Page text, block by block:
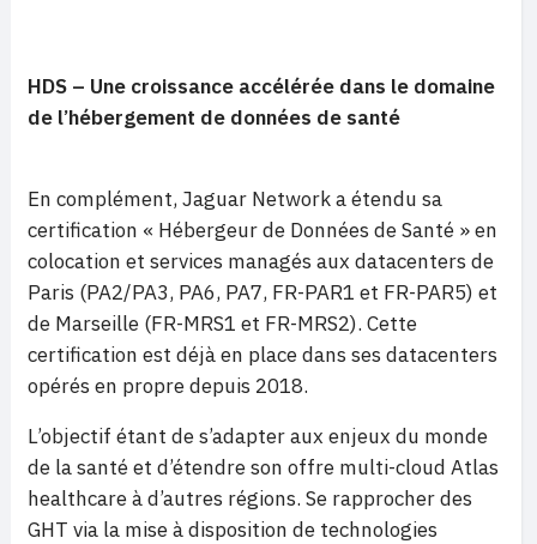
HDS – Une croissance accélérée dans le domaine
de l’hébergement de données de santé
En complément, Jaguar Network a étendu sa
certification « Hébergeur de Données de Santé » en
colocation et services managés aux datacenters de
Paris (PA2/PA3, PA6, PA7, FR-PAR1 et FR-PAR5) et
de Marseille (FR-MRS1 et FR-MRS2). Cette
certification est déjà en place dans ses datacenters
opérés en propre depuis 2018.
L’objectif étant de s’adapter aux enjeux du monde
de la santé et d’étendre son offre multi-cloud Atlas
healthcare à d’autres régions. Se rapprocher des
GHT via la mise à disposition de technologies